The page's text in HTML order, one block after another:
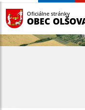
Oficiálne stránky
OBEC